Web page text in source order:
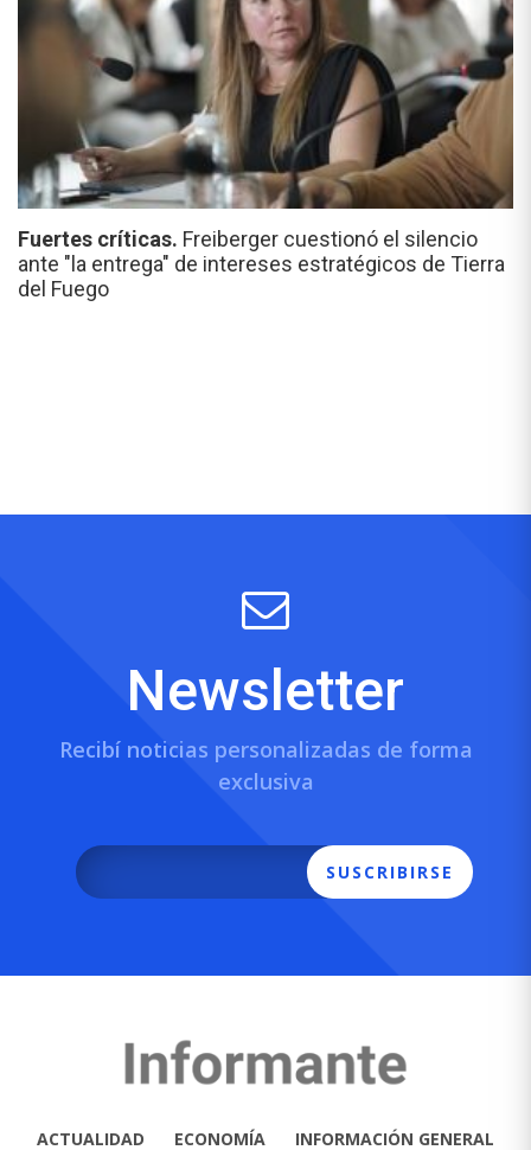
Fuertes críticas. Freiberger cuestionó el silencio
ante "la entrega" de intereses estratégicos de Tierra
del Fuego
Newsletter
Recibí noticias personalizadas de forma
exclusiva
SUSCRIBIRSE
ACTUALIDAD ECONOMÍA INFORMACIÓN GENERAL